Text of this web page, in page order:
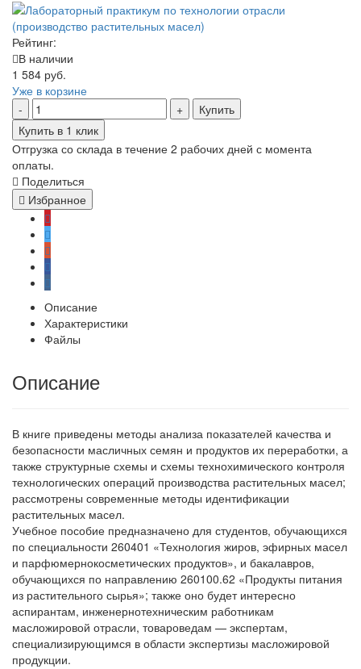
Рейтинг:
В наличии
1 584 руб.
Уже в корзине
Купить
Купить в 1 клик
Отгрузка со склада в течение 2 рабочих дней с момента
оплаты.
Поделиться
Избранное
Описание
Характеристики
Файлы
Описание
В книге приведены методы анализа показателей качества и
безопасности масличных семян и продуктов их переработки, а
также структурные схемы и схемы технохимического контроля
технологических операций производства растительных масел;
рассмотрены современные методы идентификации
растительных масел.
Учебное пособие предназначено для студентов, обучающихся
по специальности 260401 «Технология жиров, эфирных масел
и парфюмерно­косметических продуктов», и бакалавров,
обучающихся по направлению 260100.62 «Продукты питания
из растительного сырья»; также оно будет интересно
аспирантам, инженерно­техническим работникам
масложировой отрасли, товароведам — экспертам,
специализирующимся в области экспертизы масложировой
продукции.